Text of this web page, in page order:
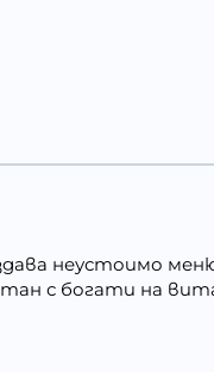
неустоимо меню
с богати на